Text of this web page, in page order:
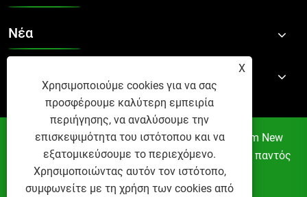
Νέα
Πνευματικά δικαιώματα © 2024 Suzhou Accom New
Material Technology Co., Ltd. Με την επιφύλαξη παντός
δικαιώματος.
Links
Sitemap RSS XML
X
Χρησιμοποιούμε cookies για να σας
προσφέρουμε καλύτερη εμπειρία
περιήγησης, να αναλύσουμε την
επισκεψιμότητα του ιστότοπου και να
εξατομικεύσουμε το περιεχόμενο.
Χρησιμοποιώντας αυτόν τον ιστότοπο,
συμφωνείτε με τη χρήση των cookies από